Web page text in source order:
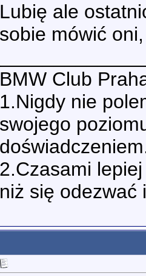
Lubię ale
sobie mówić
BMW Club
1.Nigdy nie
swojego
2.Czasami
niż się odezwać